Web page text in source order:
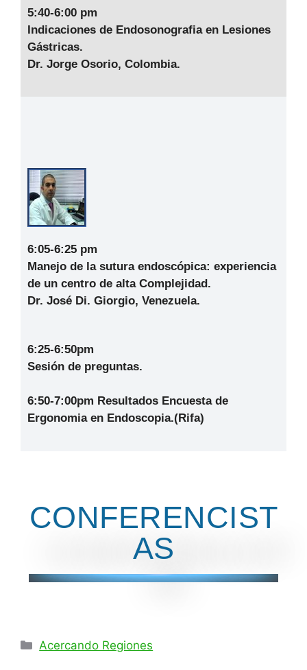
5:40-6:00 pm
Indicaciones de Endosonografia en Lesiones
Gástricas.
Dr. Jorge Osorio, Colombia.
6:05-6:25 pm
Manejo de la sutura endoscópica: experiencia
de un centro de alta Complejidad .
Dr. José Di. Giorgio, Venezuela.
6:25-6:50pm
Sesión de preguntas.
6:50-7:00pm Resultados Encuesta de
Ergonomia en Endoscopia.(Rifa)
CONFERENCIST
AS
Acercando Regiones